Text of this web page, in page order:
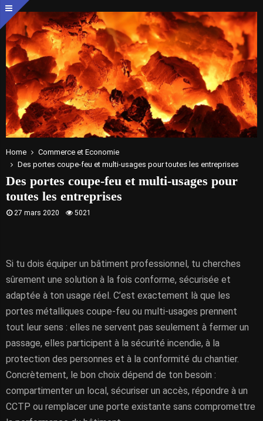
Home
Commerce et Economie
Des portes coupe-feu et multi-usages pour toutes les entreprises
Des portes coupe-feu et multi-usages pour
toutes les entreprises
27 mars 2020 5021
Si tu dois équiper un bâtiment professionnel, tu cherches
sûrement une solution à la fois conforme, sécurisée et
adaptée à ton usage réel. C’est exactement là que les
portes métalliques coupe-feu ou multi-usages prennent
tout leur sens : elles ne servent pas seulement à fermer un
passage, elles participent à la sécurité incendie, à la
protection des personnes et à la conformité du chantier.
Concrètement, le bon choix dépend de ton besoin :
compartimenter un local, sécuriser un accès, répondre à un
CCTP ou remplacer une porte existante sans compromettre